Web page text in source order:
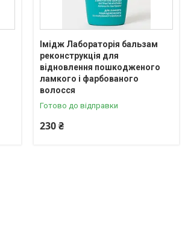
Імідж Лабораторія бальзам
реконструкція для
відновлення пошкодженого
ламкого і фарбованого
волосся
Готово до відправки
230 ₴